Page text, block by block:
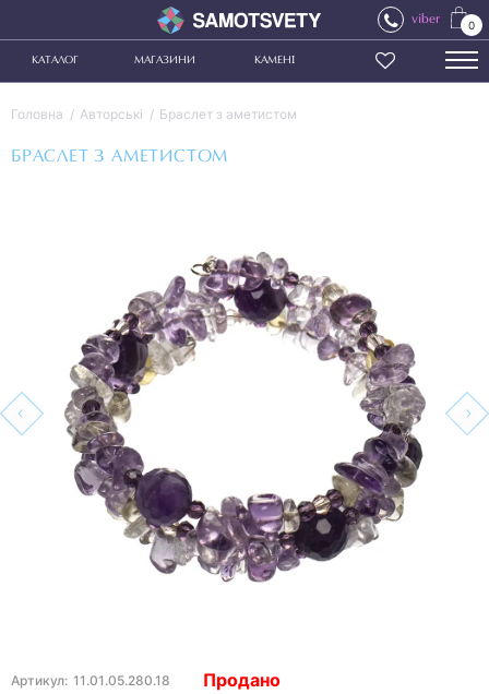
viber 0
КАТАЛОГ МАГАЗИНИ КАМЕНІ
Головна Авторські Браслет з аметистом
БРАСЛЕТ З АМЕТИСТОМ
Артикул: 11.01.05.280.18 Продано